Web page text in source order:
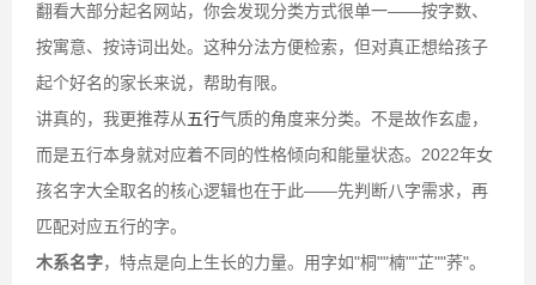
翻看大部分起名网站，你会发现分类方式很单一——按字数、
按寓意、按诗词出处。这种分法方便检索，但对真正想给孩子
起个好名的家长来说，帮助有限。
讲真的，我更推荐从五行气质的角度来分类。不是故作玄虚，
而是五行本身就对应着不同的性格倾向和能量状态。2022年女
孩名字大全取名的核心逻辑也在于此——先判断八字需求，再
匹配对应五行的字。
木系名字，特点是向上生长的力量。用字如"桐""楠""芷""荞"。